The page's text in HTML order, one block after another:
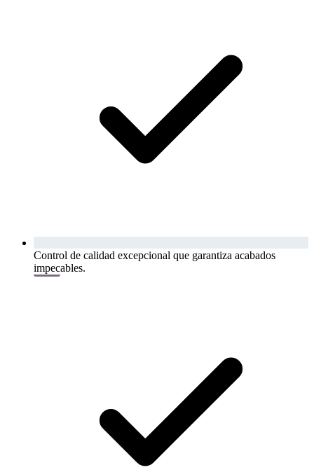
Control de calidad excepcional que garantiza acabados
impecables.